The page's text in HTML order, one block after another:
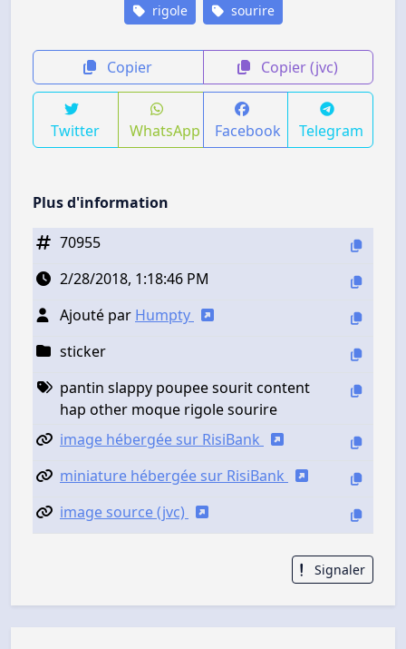
rigole sourire
Copier Copier (jvc)
Twitter WhatsApp Facebook Telegram
Plus d'information
70955
2/28/2018, 1:18:46 PM
Ajouté par Humpty
sticker
pantin slappy poupee sourit content
hap other moque rigole sourire
image hébergée sur RisiBank
miniature hébergée sur RisiBank
image source (jvc)
Signaler